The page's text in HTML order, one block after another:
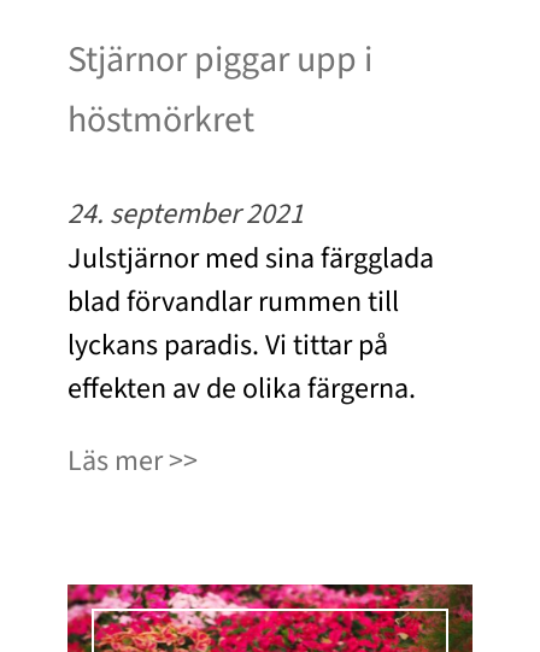
Stjärnor piggar upp i
höstmörkret
24. september 2021
Julstjärnor med sina färgglada
blad förvandlar rummen till
lyckans paradis. Vi tittar på
effekten av de olika färgerna.
Läs mer